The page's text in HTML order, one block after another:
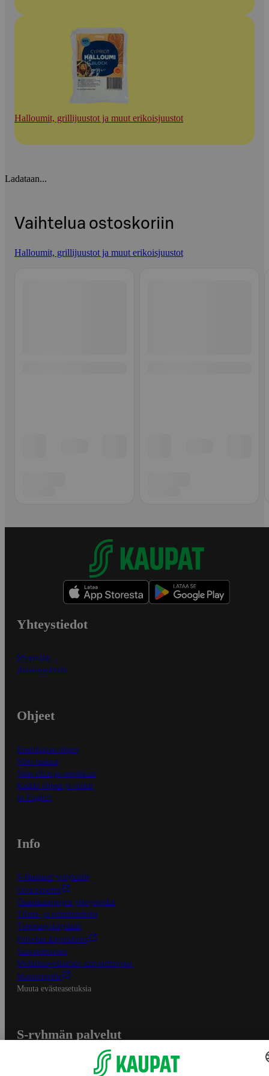
Halloumit, grillijuustot ja muut erikoisjuustot
Ladataan...
Vaihtelua ostoskoriin
Halloumit, grillijuustot ja muut erikoisjuustot
Yhteystiedot
Myymälät
Asiakaspalvelu
Ohjeet
Ensitilaajan ohjeet
Näin maksat
Näin tilaat ja muokkaat
Kaikki ohjeet ja vinkit
In English
Info
S-Business yrityksille
Oiva-raportit
Osuuskauppojen yhteystiedot
Tilaus- ja toimitusehdot
Tietosuojakäytäntö
Palvelun käyttöehdot
Saavutettavuus
Mobiilisovelluksen saavutettavuus
Mainostajalle
Muuta evästeasetuksia
S-ryhmän palvelut